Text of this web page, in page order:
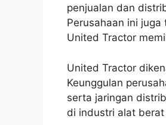
penjualan dan
Perusahaan ini
United Tractor
United Tractor
Keunggulan
serta jaringan
di industri alat